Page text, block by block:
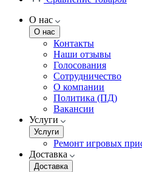
О нас
О нас
Контакты
Наши отзывы
Голосования
Сотрудничество
О компании
Политика (ПД)
Вакансии
Услуги
Услуги
Ремонт игровых
Доставка
Доставка